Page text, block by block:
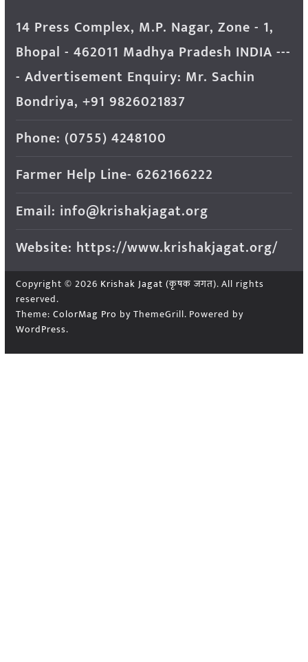
14 Press Complex, M.P. Nagar, Zone - 1,
Bhopal - 462011 Madhya Pradesh INDIA ---
- Advertisement Enquiry: Mr. Sachin
Bondriya, +91 9826021837
Phone: (0755) 4248100
Farmer Help Line- 6262166222
Email: info@krishakjagat.org
Website: https://www.krishakjagat.org/
Copyright © 2026 Krishak Jagat (कृषक जगत). All rights
reserved.
Theme: ColorMag Pro by ThemeGrill. Powered by
WordPress.